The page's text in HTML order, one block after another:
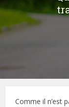
Comme il n’est